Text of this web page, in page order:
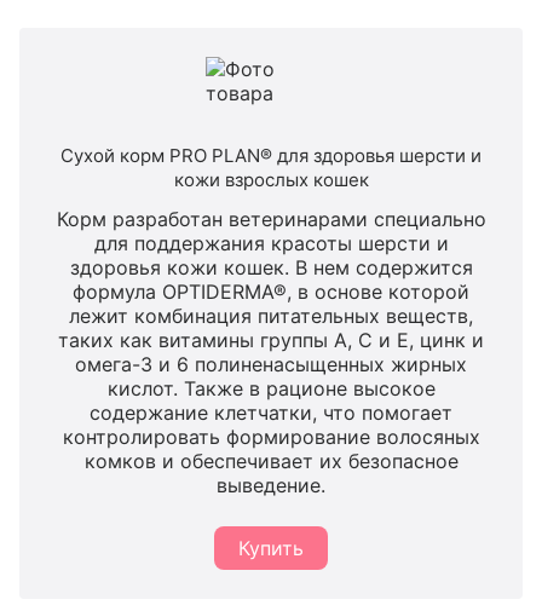
Сухой корм PRO PLAN® для здоровья шерсти и
кожи взрослых кошек
Корм разработан ветеринарами специально
для поддержания красоты шерсти и
здоровья кожи кошек. В нем содержится
формула OPTIDERMA®, в основе которой
лежит комбинация питательных веществ,
таких как витамины группы A, C и E, цинк и
омега-3 и 6 полиненасыщенных жирных
кислот. Также в рационе высокое
содержание клетчатки, что помогает
контролировать формирование волосяных
комков и обеспечивает их безопасное
выведение.
Купить